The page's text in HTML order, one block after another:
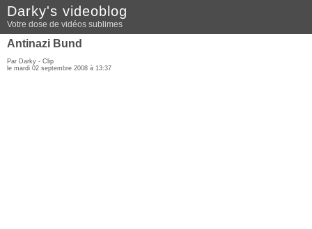
Darky's videoblog
Votre dose de vidéos sublimes
Antinazi Bund
Par Darky - Clip
le mardi 02 septembre 2008 à 13:37